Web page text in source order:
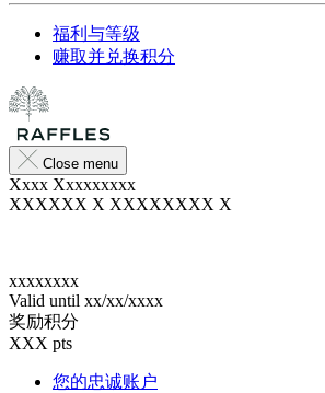
福利与等级
赚取并兑换积分
Close menu
Xxxx Xxxxxxxxx
XXXXXX X XXXXXXXX X
xxxxxxxx
Valid until xx/xx/xxxx
奖励积分
XXX pts
您的忠诚账户